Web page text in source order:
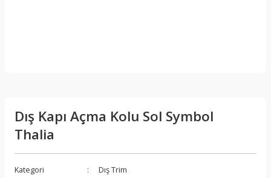
Dış Kapı Açma Kolu Sol Symbol
Thalia
Kategori
Dış Trim